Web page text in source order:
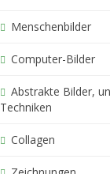
Menschenbilder
Computer-Bilder
Abstrakte Bilder,
Techniken
Collagen